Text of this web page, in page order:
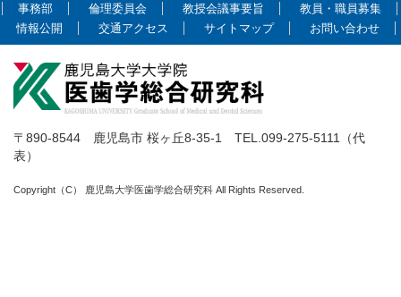
事務部 倫理委員会 教授会議事要旨
教員・職員募集
情報公開
交通アクセス サイトマップ お問い合わせ
〒890-8544 鹿児島市 桜ヶ丘8-35-1 TEL.099-275-5111（代
表）
Copyright（C） 鹿児島大学医歯学総合研究科 All Rights Reserved.